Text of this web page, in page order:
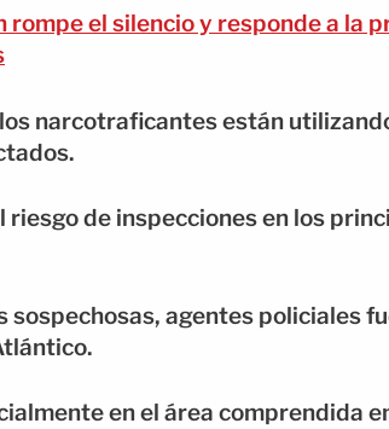
rompe el silencio y responde a la
narcotraficantes están
de inspecciones en los
sospechosas, agentes policiales
en el área comprendida